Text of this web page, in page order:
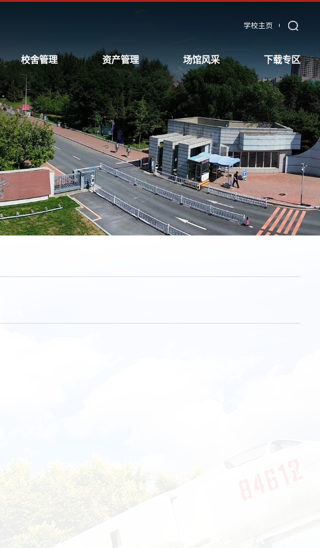
学校主页
校舍管理 资产管理 场馆风采 下载专区